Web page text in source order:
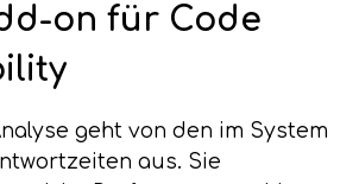
on für Code
geht von den im System
aus. Sie